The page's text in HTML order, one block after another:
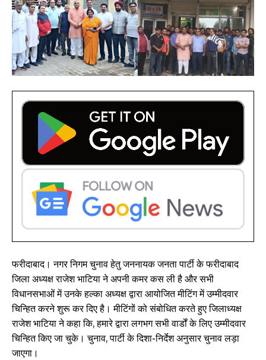
फरीदाबाद। नगर निगम चुनाव हेतु जननायक जनता पार्टी के फरीदाबाद
जिला अध्यक्ष राजेश भाटिया ने अपनी कमर कस ली है और सभी
विधानसभाओं में उनके हल्का अध्यक्ष द्वारा आयोजित मीटिंग में उम्मीदवार
चिन्हित करने शुरू कर दिए है। मीटिंगों को संबोधित करते हुए जिलाध्यक्ष
राजेश भाटिया ने कहा कि, हमारे द्वारा लगभग सभी वार्डों के लिए उम्मीदवार
चिन्हित किए जा चुके। चुनाव, पार्टी के दिशा-निर्देश अनुसार चुनाव लड़ा
जाएगा।